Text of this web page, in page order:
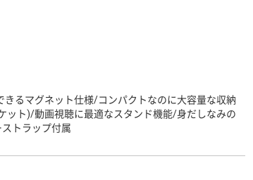
るマグネット仕様/コンパクトなのに大容量な収納
ット)/動画視聴に最適なスタンド機能/身だしなみの
トラップ付属